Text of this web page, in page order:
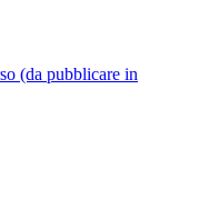
(da pubblicare in